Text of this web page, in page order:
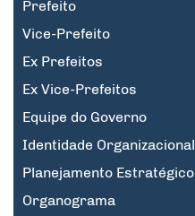
Prefeito
Vice-Prefeito
Ex Prefeitos
Ex Vice-Prefeitos
Equipe do Governo
Identidade Organizacional
Planejamento Estratégico
Organograma